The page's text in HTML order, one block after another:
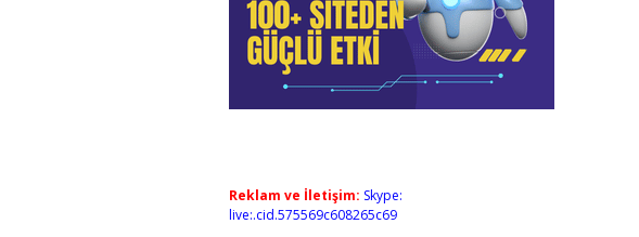
Reklam ve İletişim: Skype:
live:.cid.575569c608265c69